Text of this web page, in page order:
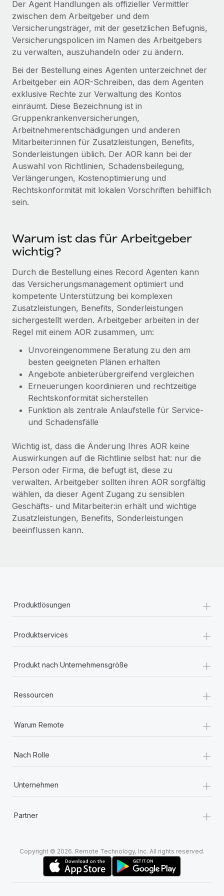
Globales Onboarding und Verwalten von
Freelancer:innen
Auslagern von komplexen HR-Aufgaben
INFRASTRUKTUR
Remote Embedded
Nahtlose Integration der HR in bestehende Abläufe
Plattform
Integrierte HR-Kernfunktionen für dein Team
Verknüpfen Neu
Verknüpfung beliebiger KI-Tools mit Remote über unser
MCP
Frag unsere Expert:innen
Hilfe von Expert:innen für globale HR & Compliance
Background-Checks
Einfacheres Bewerber:innen-Screening
Compliance Watchtower
Lückenlose Compliance
Geräteverwaltung
Globale Bereitstellung und Verfolgung von IT-
Geräten
Schnelle, rechtssichere Gründung von
Niederlassungen
Mobilität und Relocation
Mühelose Relocation von Mitarbeiter:innen
Benefits
Mühelose Verwaltung von Benefits
WACHSTUMSPHASE
Startups
Agile HR- und Payroll-Lösungen für wachsende
Unternehmen
Mittelstand
Maßgeschneiderte HR-Lösungen, um Teams zu
Enterprise
Globale HR für Konzerne und Großunternehmen
PARTNER WERDEN
Strategische Technologiepartner
Partner werden
Entdecke die Möglichkeiten einer Partnerschaft
Remote Build Demnächst verfügbar
Beratung zu Integrationen und KI-Automatisierung
FALLSTUDIEN
Remote um 120 % vergrößert
Weaviate auf einen Blick Weaviate entwickelt KI-basierte
Open-Source-Infrastrukturen. Das...
Mehr erfahren
Reverse Tech und Remote für Contractor
Management und Payroll
Reverse Tech auf einen Blick Das Gesundheits- und
Wellness-Startup Reverse Tech hat das globale...
Mehr erfahren
Gesamtbeschäftigungskosten
Honorarzahlungen berechnen
Informationen zu möglichen Währungen und
Abwicklungsfristen für globale Freelancer:innen
LERNEN MIT REMOTE
Forschung und Leitfäden
Fallstudien
HR-Glossar
Checklisten und Vorlagen
Bibliothek für Stellenbeschreibungen
Webinare
Newsroom
Informationen zu Gehältern und Qualifikationen
Insights Center
Hol dir Unterstützung
Alle Ressourcen anzeigen
BLOG
Globale Payroll
EOR und PEO
Contractor Management
Den Blog erkunden
BLOG
Neues zu Remote-Produkten: Integration mit
Gusto und Zero und Contractor Management
Wie Phiture 55 Mitarbeiter:innen in 19 Ländern
Phiture ist der unumstrittene Marktführer im Bereich der
Mehr erfahren
Nederlands
Français
Deutsch
Español
Italiano
Português (Portugal)
日本語
한국어
Anmelden
Der Agent Handlungen als offizieller Vermittler
zwischen dem Arbeitgeber und dem
Versicherungsträger, mit der gesetzlichen Befugnis,
Versicherungspolicen im Namen des Arbeitgebers
zu verwalten, auszuhandeln oder zu ändern.
Bei der Bestellung eines Agenten unterzeichnet der
Arbeitgeber ein AOR-Schreiben, das dem Agenten
exklusive Rechte zur Verwaltung des Kontos
einräumt. Diese Bezeichnung ist in
Gruppenkrankenversicherungen,
Arbeitnehmerentschädigungen und anderen
Mitarbeiter:innen für Zusatzleistungen, Benefits,
Sonderleistungen üblich. Der AOR kann bei der
Auswahl von Richtlinien, Schadensbeilegung,
Verlängerungen, Kostenoptimierung und
Rechtskonformität mit lokalen Vorschriften behilflich
sein.
Warum ist das für Arbeitgeber
wichtig?
Durch die Bestellung eines Record Agenten kann
das Versicherungsmanagement optimiert und
kompetente Unterstützung bei komplexen
Zusatzleistungen, Benefits, Sonderleistungen
sichergestellt werden. Arbeitgeber arbeiten in der
Regel mit einem AOR zusammen, um:
Unvoreingenommene Beratung zu den am
besten geeigneten Plänen erhalten
Angebote anbieterübergreifend vergleichen
Erneuerungen koordinieren und rechtzeitige
Rechtskonformität sicherstellen
Funktion als zentrale Anlaufstelle für Service-
und Schadensfälle
Wichtig ist, dass die Änderung Ihres AOR keine
Auswirkungen auf die Richtlinie selbst hat: nur die
Person oder Firma, die befugt ist, diese zu
verwalten. Arbeitgeber sollten ihren AOR sorgfältig
wählen, da dieser Agent Zugang zu sensiblen
Geschäfts- und Mitarbeiter:in erhält und wichtige
Zusatzleistungen, Benefits, Sonderleistungen
beeinflussen kann.
Produktlösungen +
Produktservices +
Produkt nach Unternehmensgröße +
Ressourcen +
Warum Remote +
Nach Rolle +
Unternehmen +
Partner +
Copyright © 2026. Remote Technology, Inc. All rights reserved.